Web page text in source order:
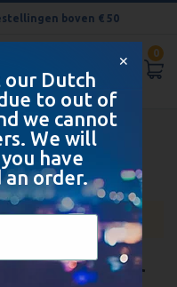
Dutch
to out of
we cannot
We will
have
an order.
✕
0
boven € 50
voor dames
selectie.
voor